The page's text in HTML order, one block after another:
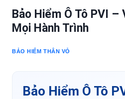
Bảo Hiểm Ô Tô PVI –
Mọi Hành Trình
BẢO HIỂM THÂN VỎ
Bảo Hiểm Ô Tô